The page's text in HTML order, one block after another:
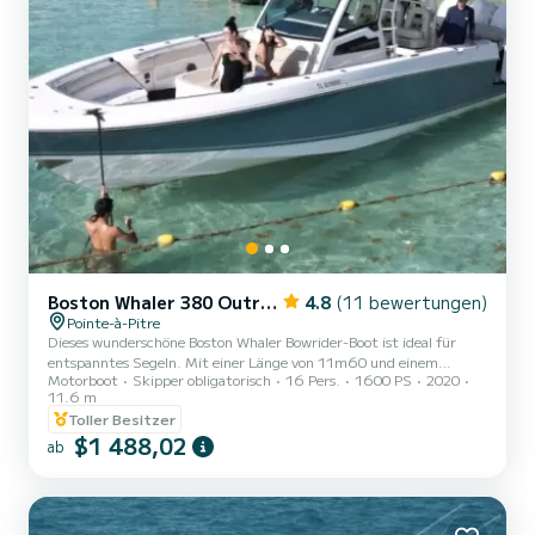
Boston Whaler 380 Outrage 4.8 (11 bewertungen)
Pointe-à-Pitre
Dieses wunderschöne Boston Whaler Bowrider-Boot ist ideal für
entspanntes Segeln. Mit einer Länge von 11m60 und einem
schönen v-förmigen Rumpf fährt es sehr gut auf dem Meer. | Das
Boot ist geräumig und die Seitentür bietet einen garantierten VIP-
Service. | Ausgestattet mit 4x 400 PS Mercury-Motoren, erreicht
es bei Bedarf mühelos maximalen Komfort.
Motorboot Skipper obligatorisch 16 Pers. 1600 PS
2020
11.6 m
Toller Besitzer
ab $1 488,02